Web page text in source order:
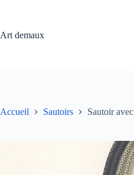
Art demaux
Accueil Sautoirs Sautoir